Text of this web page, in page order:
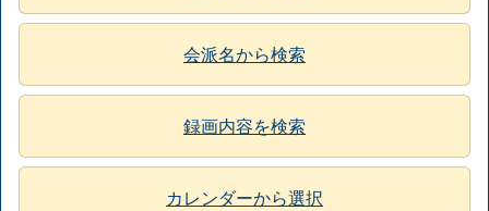
会派名から検索
録画内容を検索
カレンダーから選択